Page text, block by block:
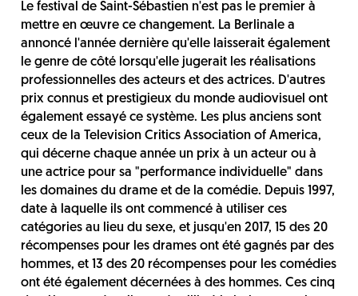
Le festival de Saint-Sébastien n'est pas le premier à
mettre en œuvre ce changement. La Berlinale a
annoncé l'année dernière qu'elle laisserait également
le genre de côté lorsqu'elle jugerait les réalisations
professionnelles des acteurs et des actrices. D'autres
prix connus et prestigieux du monde audiovisuel ont
également essayé ce système. Les plus anciens sont
ceux de la Television Critics Association of America,
qui décerne chaque année un prix à un acteur ou à
une actrice pour sa "performance individuelle" dans
les domaines du drame et de la comédie. Depuis 1997,
date à laquelle ils ont commencé à utiliser ces
catégories au lieu du sexe, et jusqu'en 2017, 15 des 20
récompenses pour les drames ont été gagnés par des
hommes, et 13 des 20 récompenses pour les comédies
ont été également décernées à des hommes. Ces cinq